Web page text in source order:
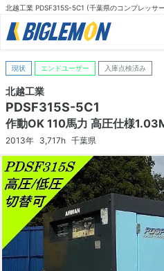
北越工業 PDSF315S-5C1 (千葉県のコンプレッサ
現状 エンドユーザー 入庫点検済み
北越工業
PDSF315S-5C1
作動OK 110馬力 高圧仕様
2013年 3,717h 千葉県